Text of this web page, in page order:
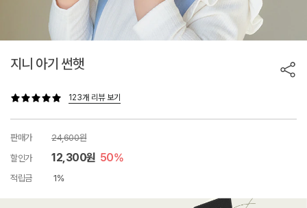
지니 아기 썬햇
123개 리뷰 보기
판매가
24,600원
할인가
12,300원 50%
적립금 1%